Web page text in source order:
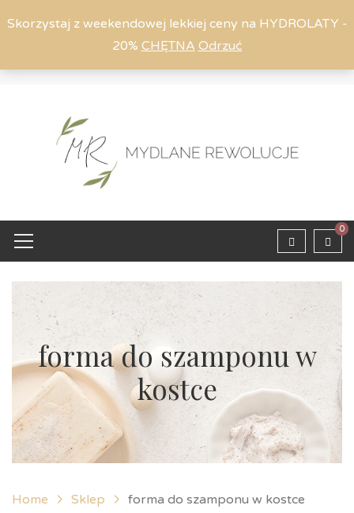
Skorzystaj z weekendowej lekkiej ceny na HYDROLATY -
20% CHĘTNA Odrzuć
0
forma do szamponu w
kostce
Home Sklep forma do szamponu w kostce